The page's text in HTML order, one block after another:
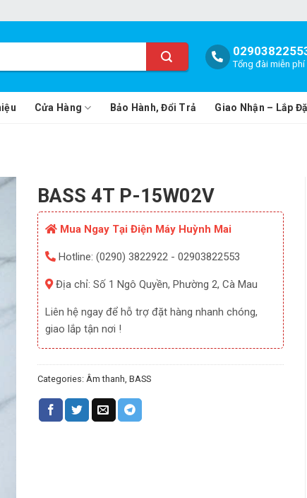
Tổng đài miễn phí
Cửa Hàng Bảo Hành, Đổi Trả Giao Nhận – Lắp
BASS 4T P-15W02V
Mua Ngay Tại Điện Máy Huỳnh Mai
Hotline: (0290) 3822922 - 02903822553
Địa chỉ: Số 1 Ngô Quyền, Phường 2, Cà Mau
Liên hệ ngay để hỗ trợ đặt hàng nhanh chóng,
giao lắp tận nơi !
Categories: Âm thanh ,BASS